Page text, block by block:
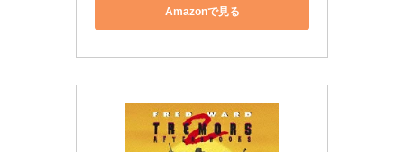
Amazonで見る